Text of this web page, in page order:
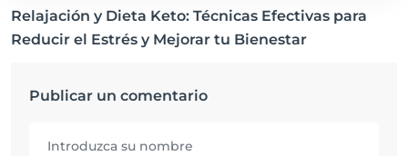
Relajación y Dieta Keto: Técnicas Efectivas para
Reducir el Estrés y Mejorar tu Bienestar
Publicar un comentario